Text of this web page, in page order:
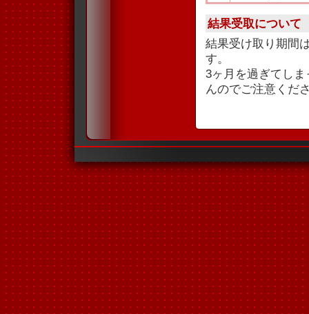
結果受取について
結果受け取り期間
す。
3ヶ月を過ぎてし
んのでご注意くだ